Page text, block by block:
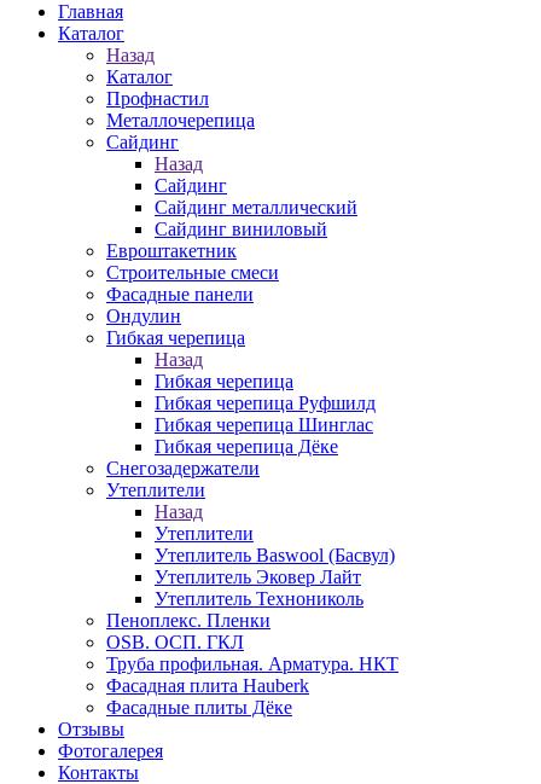
Главная
Каталог
Назад
Каталог
Профнастил
Металлочерепица
Сайдинг
Назад
Сайдинг
Сайдинг металлический
Сайдинг виниловый
Евроштакетник
Строительные смеси
Фасадные панели
Ондулин
Гибкая черепица
Назад
Гибкая черепица
Гибкая черепица Руфшилд
Гибкая черепица Шинглас
Гибкая черепица Дёке
Снегозадержатели
Утеплители
Назад
Утеплители
Утеплитель Baswool (Басвул)
Утеплитель Эковер Лайт
Утеплитель Технониколь
Пеноплекс. Пленки
OSB. ОСП. ГКЛ
Труба профильная. Арматура. НКТ
Фасадная плита Hauberk
Фасадные плиты Дёке
Отзывы
Фотогалерея
Контакты